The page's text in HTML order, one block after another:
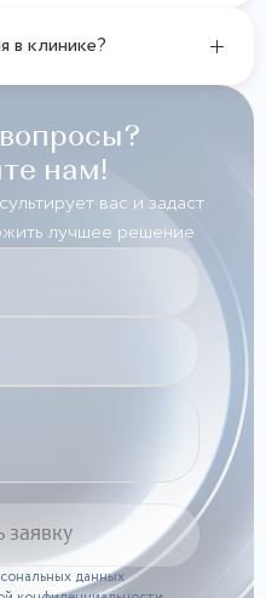
в клинике?
нам!
вас и задаст
лучшее решение
данных